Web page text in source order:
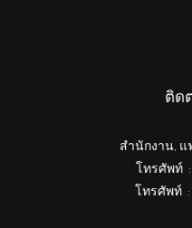
ติด
สำนักงาน, แ
โทรศัพท์ :
โทรศัพท์ :